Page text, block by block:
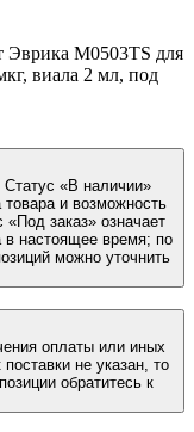
Эврика M0503TS для
виала 2 мл, под
Статус «В наличии»
и возможность
«Под заказ» означает
в настоящее время; по
можно уточнить
оплаты или иных
не указан, то
обратитесь к